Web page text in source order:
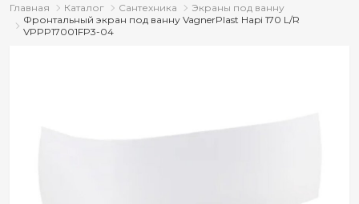
Главная Каталог Сантехника
Экраны под ванну
Фронтальный экран под ванну VagnerPlast Hapi 170 L/R
VPPP17001FP3-04